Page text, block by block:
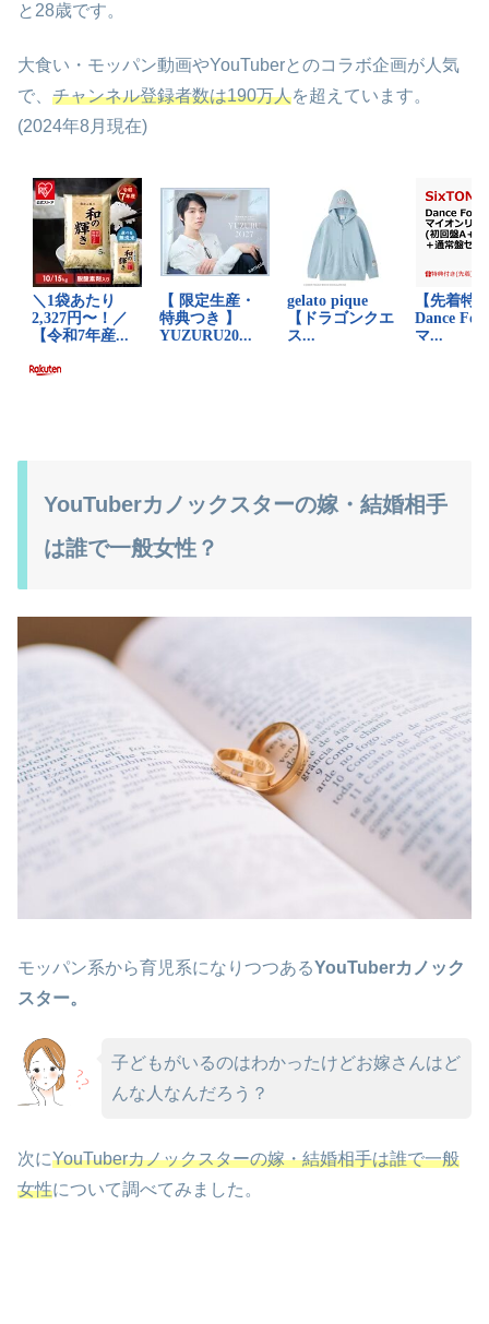
と28歳です。
大食い・モッパン動画やYouTuberとのコラボ企画が人気
で、 チャンネル登録者数は190万人を超えています。
(2024年8月現在)
YouTuberカノックスターの嫁・結婚相手
は誰で一般女性？
モッパン系から育児系になりつつあるYouTuberカノック
スター。
子どもがいるのはわかったけどお嫁さんはど
んな人なんだろう？
次にYouTuberカノックスターの嫁・結婚相手は誰で一般
女性について調べてみました。